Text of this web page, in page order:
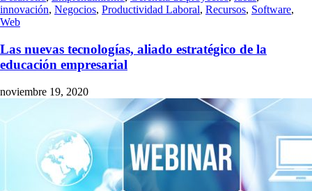
innovación, Negocios, Productividad Laboral, Recursos, Software,
Web
Las nuevas tecnologías, aliado estratégico de la
educación empresarial
noviembre 19, 2020